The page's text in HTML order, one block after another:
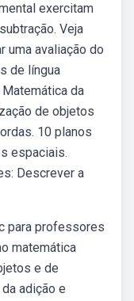
exercitam
Veja
uma avaliação do
de língua
da
de objetos
10 planos
espaciais.
Descrever a
para professores
matemática
e de
adição e